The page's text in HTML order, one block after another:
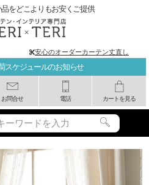
スケジュールのお知らせ
お問合せ 電話 カートを見る
をどこよりもお安くご提供
安心のオーダーカーテン丈直し